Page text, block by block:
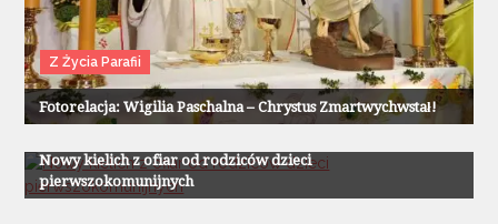
Z Życia Parafii
Fotorelacja: Wigilia Paschalna – Chrystus Zmartwychwstał!
Z Życia Parafii
Nowy kielich z ofiar od rodziców dzieci
pierwszokomunijnych
Z Życia Parafii